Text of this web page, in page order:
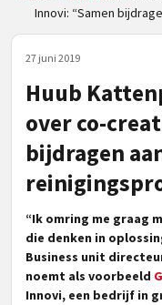
Innovi: “Samen
27 juni 2019
Huub
over co-
bijdragen
“Ik omring me graag
die denken in
Business unit
noemt als voorbeeld
Innovi, een bedrijf in